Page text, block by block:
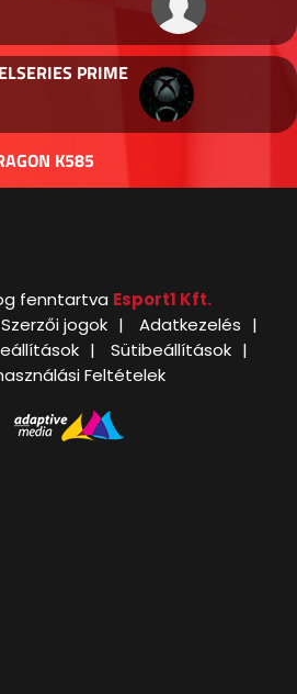
PRIME
K585
fenntartva Esport1 Kft.
Szerzői jogok
Adatkezelés
Sütibeállítások
Feltételek